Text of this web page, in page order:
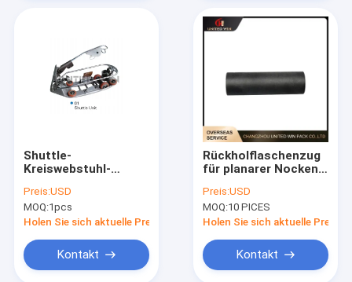
Shuttle-
Kreiswebstuhl-
Führungsbügel
Preis:USD
MOQ:1pcs
Holen Sie sich aktuelle Preis
Kontakt
Rückholflaschenzug
für planarer Nocken-
Kreiswebstuhl-
Ersatzteile
Preis:USD
MOQ:10 PICES
Holen Sie sich aktuelle Preis
Kontakt